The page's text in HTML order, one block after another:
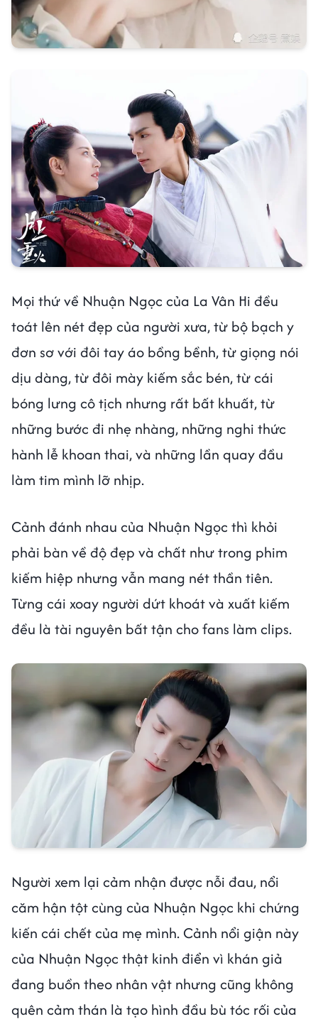
Mọi thứ về Nhuận Ngọc của La Vân Hi đều
toát lên nét đẹp của người xưa, từ bộ bạch y
đơn sơ với đôi tay áo bồng bềnh, từ giọng nói
dịu dàng, từ đôi mày kiếm sắc bén, từ cái
bóng lưng cô tịch nhưng rất bất khuất, từ
những bước đi nhẹ nhàng, những nghi thức
hành lễ khoan thai, và những lần quay đầu
làm tim mình lỡ nhịp.
Cảnh đánh nhau của Nhuận Ngọc thì khỏi
phải bàn về độ đẹp và chất như trong phim
kiếm hiệp nhưng vẫn mang nét thần tiên.
Từng cái xoay người dứt khoát và xuất kiếm
đều là tài nguyên bất tận cho fans làm clips.
Người xem lại cảm nhận được nỗi đau, nổi
căm hận tột cùng của Nhuận Ngọc khi chứng
kiến cái chết của mẹ mình. Cảnh nổi giận này
của Nhuận Ngọc thật kinh điển vì khán giả
đang buồn theo nhân vật nhưng cũng không
quên cảm thán là tạo hình đầu bù tóc rối của